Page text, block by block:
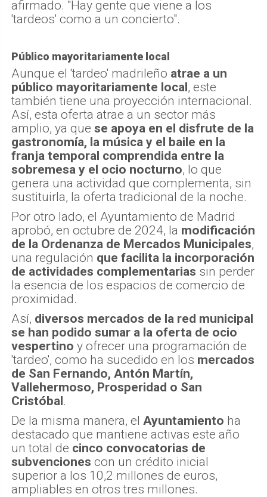
afirmado. "Hay gente que viene a los
'tardeos' como a un concierto".
Público mayoritariamente local
Aunque el 'tardeo' madrileño atrae a un
público mayoritariamente local, este
también tiene una proyección internacional.
Así, esta oferta atrae a un sector más
amplio, ya que se apoya en el disfrute de la
gastronomía, la música y el baile en la
franja temporal comprendida entre la
sobremesa y el ocio nocturno, lo que
genera una actividad que complementa, sin
sustituirla, la oferta tradicional de la noche.
Por otro lado, el Ayuntamiento de Madrid
aprobó, en octubre de 2024, la modificación
de la Ordenanza de Mercados Municipales,
una regulación que facilita la incorporación
de actividades complementarias sin perder
la esencia de los espacios de comercio de
proximidad.
Así, diversos mercados de la red municipal
se han podido sumar a la oferta de ocio
vespertino y ofrecer una programación de
'tardeo', como ha sucedido en los mercados
de San Fernando, Antón Martín,
Vallehermoso, Prosperidad o San
Cristóbal.
De la misma manera, el Ayuntamiento ha
destacado que mantiene activas este año
un total de cinco convocatorias de
subvenciones con un crédito inicial
superior a los 10,2 millones de euros,
ampliables en otros tres millones.